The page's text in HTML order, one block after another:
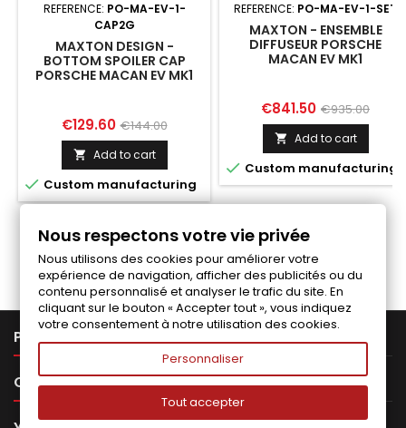
REFERENCE: PO-MA-EV-1-
CAP2G
MAXTON DESIGN -
BOTTOM SPOILER CAP
PORSCHE MACAN EV MK1
Price
€129.60 Regular
price
€144.00
 Add to cart
 Custom manufacturing
REFERENCE: PO-MA-EV-1-SET
MAXTON - ENSEMBLE
DIFFUSEUR PORSCHE
MACAN EV MK1
Price
€841.50 Regular
price
€935.00
 Add to cart
 Custom manufacturing
Follow us on Facebook
PRODUCTS
OUR COMPANY 
Nous respectons votre vie privée
Nous utilisons des cookies pour améliorer votre
expérience de navigation, afficher des publicités ou du
contenu personnalisé et analyser le trafic du site. En
cliquant sur le bouton « Accepter tout », vous indiquez
votre consentement à notre utilisation des cookies.
Personnaliser
Tout accepter